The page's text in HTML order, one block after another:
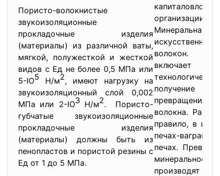
Пористо-волокнистые
звукоизоляционные
прокладочные изделия
(материалы) из различной ваты,
мягкой, полужесткой и жесткой
видов с Ед не более 0,5 МПа или
5-IO5 Н/м2, имеют нагрузку на
звукоизоляционный слой 0,002
МПа или 2-IO3 Н/м2. Пористо-
губчатые звукоизоляционные
прокладочные изделия
(материалы) должны быть из
пенопластов и пористой резины с
Ед от 1 до 5 МПа.
организации
Минеральная
волокон.
включает
получение
превращение
волокна.
правило, в
печах-
печах.
производят